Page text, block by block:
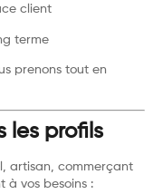
client
terme
prenons tout en
les profils
artisan, commerçant
à vos besoins :